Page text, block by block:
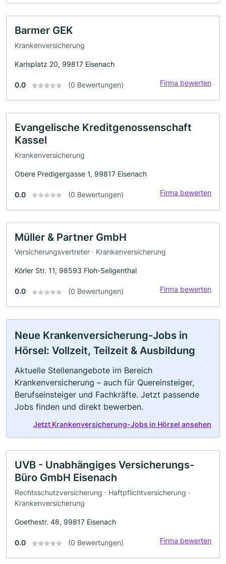
Barmer GEK
Krankenversicherung
Karlsplatz 20, 99817 Eisenach
0.0 (0 Bewertungen) Firma bewerten
Evangelische Kreditgenossenschaft
Kassel
Krankenversicherung
Obere Predigergasse 1, 99817 Eisenach
0.0 (0 Bewertungen) Firma bewerten
Müller & Partner GmbH
Versicherungsvertreter · Krankenversicherung
Körler Str. 11, 98593 Floh-Seligenthal
0.0 (0 Bewertungen) Firma bewerten
Neue Krankenversicherung-Jobs in
Hörsel: Vollzeit, Teilzeit & Ausbildung
Aktuelle Stellenangebote im Bereich
Krankenversicherung – auch für Quereinsteiger,
Berufseinsteiger und Fachkräfte. Jetzt passende
Jobs finden und direkt bewerben.
Jetzt Krankenversicherung-Jobs in Hörsel ansehen
UVB - Unabhängiges Versicherungs-
Büro GmbH Eisenach
Rechtsschutzversicherung · Haftpflichtversicherung ·
Krankenversicherung
Goethestr. 48, 99817 Eisenach
0.0 (0 Bewertungen) Firma bewerten